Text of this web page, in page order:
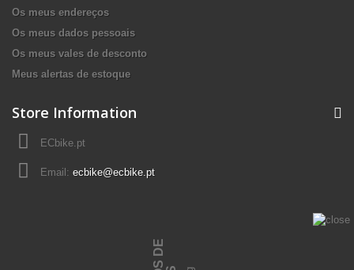
Os meus endereços
Os meus dados pessoais
Os meus vales de desconto
Meus alertas de estoque
Store Information
ECbike.pt
Email: ecbike@ecbike.pt